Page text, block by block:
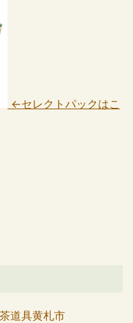
←セレクトパックはこ
道具黄札市